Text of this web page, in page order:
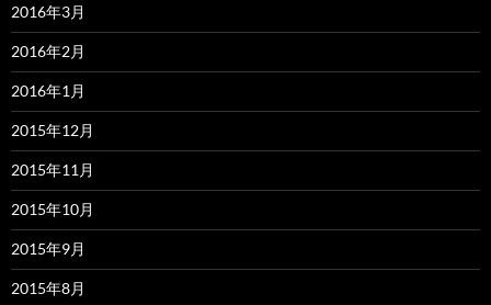
2016年3月
2016年2月
2016年1月
2015年12月
2015年11月
2015年10月
2015年9月
2015年8月